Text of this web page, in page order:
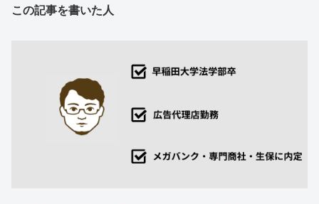
この記事を書いた人